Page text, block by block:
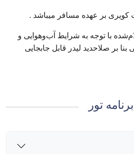
کویری بر عهده مسافر میباشد .
با توجه به شرایط آب‌وهوایی و
بر صلاحدید لیدر قابل جابجایی
برنامه تور